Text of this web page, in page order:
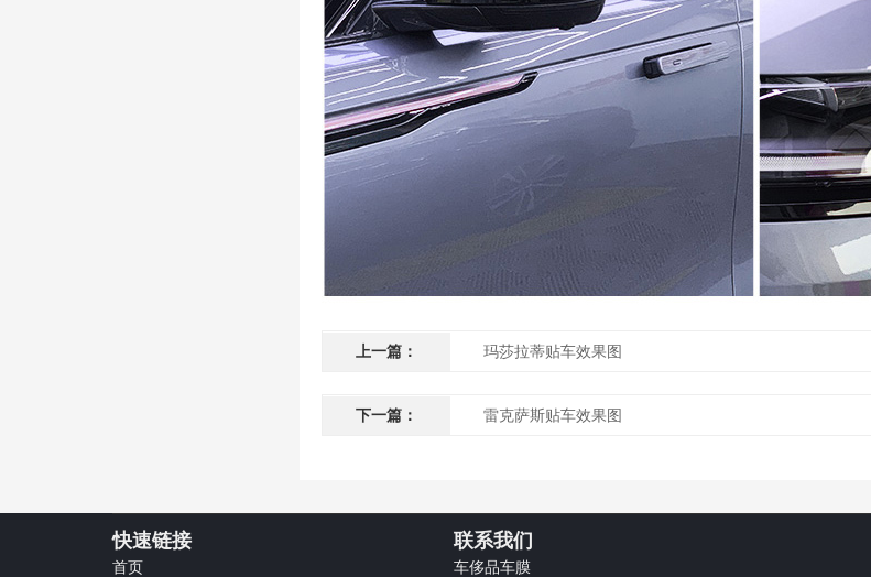
上一篇： 玛莎拉蒂贴车效果图
下一篇： 雷克萨斯贴车效果图
快速链接
首页
联系我们
车侈品车膜